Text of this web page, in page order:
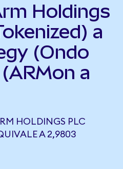
Holdings
a
(Ondo
a
HOLDINGS PLC
A 2,9803